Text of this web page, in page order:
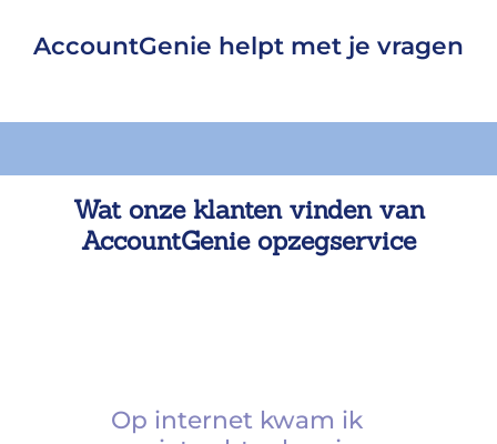
AccountGenie helpt met je vragen
Wat onze klanten vinden van
AccountGenie opzegservice
Op internet kwam ik